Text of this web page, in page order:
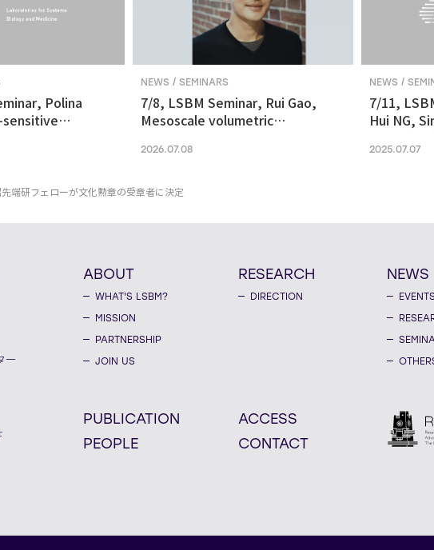
Polina
sensitive
NEWS / SEMINARS
7/8, LSBM Seminar, Rui Gao,
Mesoscale volumetric
nanoscale resolution via
2026.07.08
NEWS /
7/11,
Hui NG,
molecular
2025.07.07
端研フェローが文化勲章の受章者に決定
ー
ABOUT
WHAT'S LSBM?
MISSION
PARTNERSHIP
JOIN US
RESEARCH
DIRECTION
NEWS
EVENTS
PUBLICATION
PEOPLE
ACCESS
CONTACT